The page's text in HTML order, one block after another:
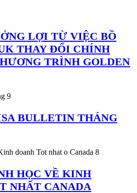
LỢI TỪ VIỆC BỒ
THAY ĐỔI CHÍNH
TRÌNH GOLDEN
BULLETIN THÁNG
HỌC VỀ KINH
NHẤT CANADA